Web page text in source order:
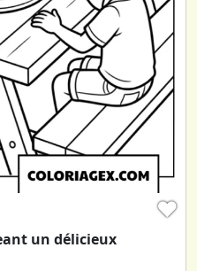
♥
un délicieux